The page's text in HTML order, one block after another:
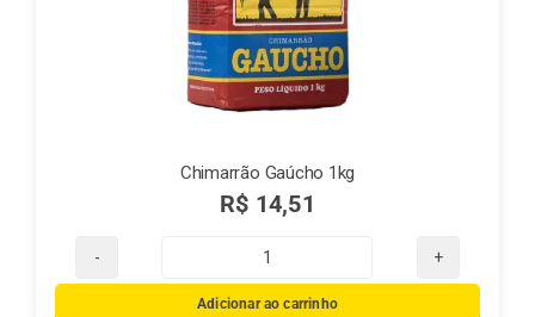
Chimarrão Gaúcho 1kg
R$ 14,51
Chimarrão
Gaúcho
Adicionar ao carrinho